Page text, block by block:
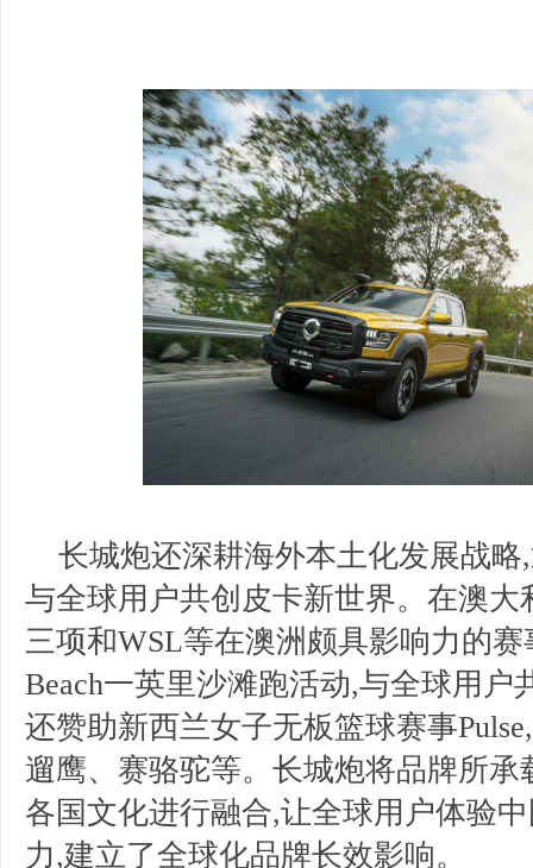
长城炮还深耕海外本土化发展战
与全球用户共创皮卡新世界。在澳
三项和WSL等在澳洲颇具影响力的
Beach一英里沙滩跑活动,与全球用户
还赞助新西兰女子无板篮球赛事
遛鹰、赛骆驼等。长城炮将品牌所
各国文化进行融合,让全球用户体验
力,建立了全球化品牌长效影响。